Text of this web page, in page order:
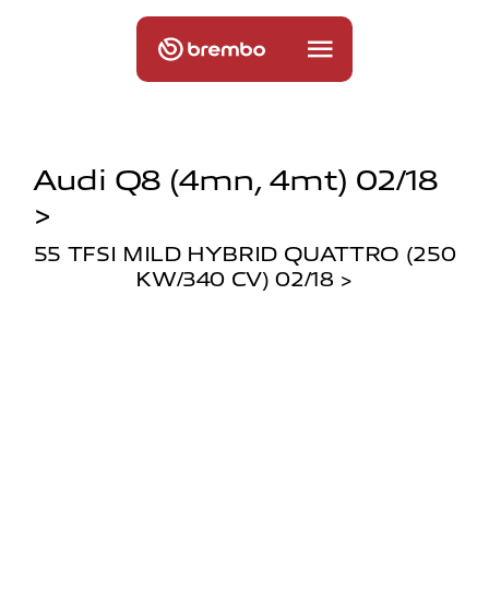
Audi Q8 (4mn, 4mt) 02/18
>
55 TFSI MILD HYBRID QUATTRO (250
KW/340 CV) 02/18 >